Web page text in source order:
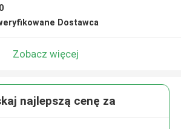
Dostawca
Zobacz więcej
najlepszą cenę za